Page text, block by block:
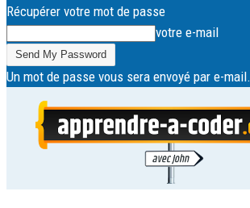
Récupérer votre mot de passe
votre e-mail
Un mot de passe vous sera envoyé par e-mail.